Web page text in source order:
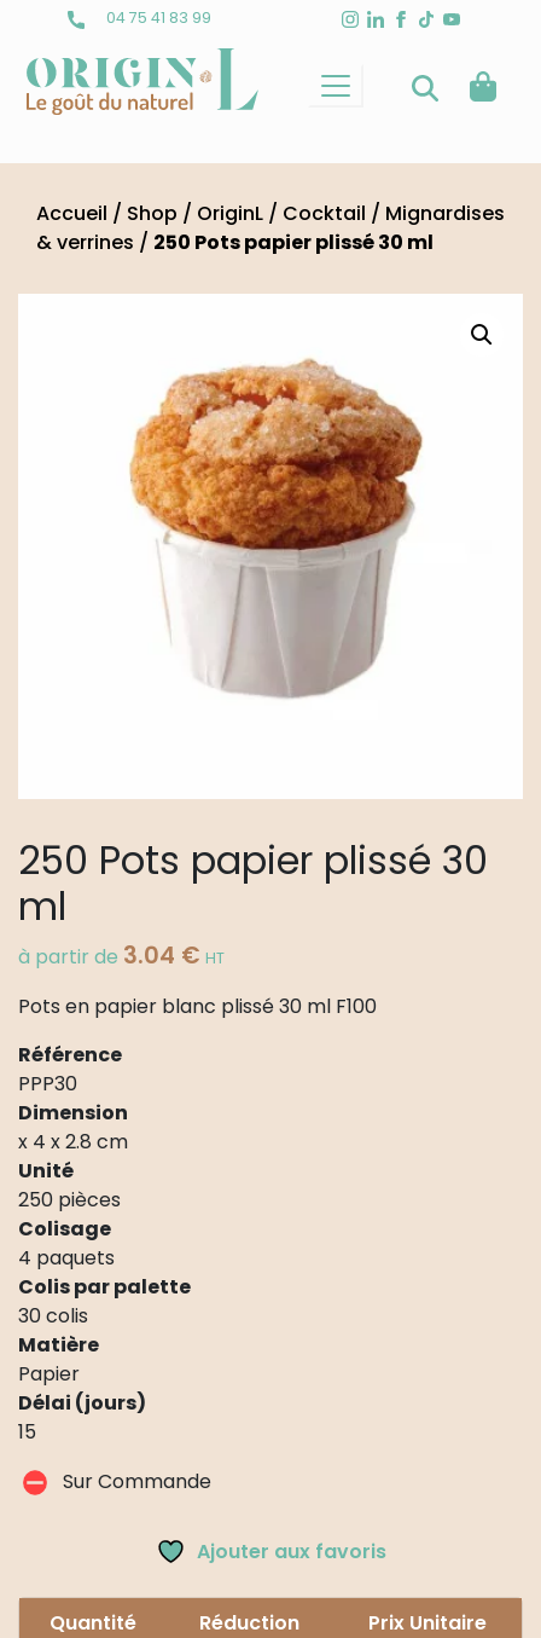
content
04 75 41 83 99
Accueil / Shop / OriginL / Cocktail / Mignardises
& verrines / 250 Pots papier plissé 30 ml
250 Pots papier plissé 30
ml
à partir de 3.04 € HT
Pots en papier blanc plissé 30 ml F100
Référence
PPP30
Dimension
x 4 x 2.8 cm
Unité
250 pièces
Colisage
4 paquets
Colis par palette
30 colis
Matière
Papier
Délai (jours)
15
Sur Commande
Ajouter aux favoris
Quantité Réduction
Prix Unitaire